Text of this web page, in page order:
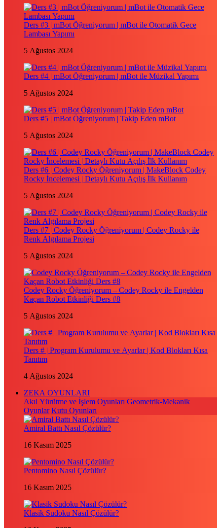
Ders #3 | mBot Öğreniyorum | mBot ile Otomatik Gece
Lambası Yapımı
5 Ağustos 2024
Ders #4 | mBot Öğreniyorum | mBot ile Müzikal Yapımı
5 Ağustos 2024
Ders #5 | mBot Öğreniyorum | Takip Eden mBot
5 Ağustos 2024
Ders #6 | Codey Rocky Öğreniyorum | MakeBlock Codey
Rocky İncelemesi | Detaylı Kutu Açılış İlk Kullanım
5 Ağustos 2024
Ders #7 | Codey Rocky Öğreniyorum | Codey Rocky ile
Renk Algılama Projesi
5 Ağustos 2024
Codey Rocky Öğreniyorum – Codey Rocky ile Engelden
Kaçan Robot Etkinliği Ders #8
5 Ağustos 2024
Ders # | Program Kurulumu ve Ayarlar | Kod Blokları Kısa
Tanıtım
4 Ağustos 2024
ZEKA OYUNLARI
Akıl Yürütme ve İşlem Oyunları Geometrik-Mekanik
Oyunlar Kutu Oyunları
Amiral Battı Nasıl Çözülür?
16 Kasım 2025
Pentomino Nasıl Çözülür?
16 Kasım 2025
Klasik Sudoku Nasıl Çözülür?